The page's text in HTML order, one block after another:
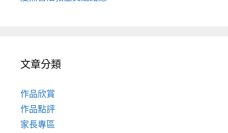
文章分類
作品欣賞
作品點評
家長專區